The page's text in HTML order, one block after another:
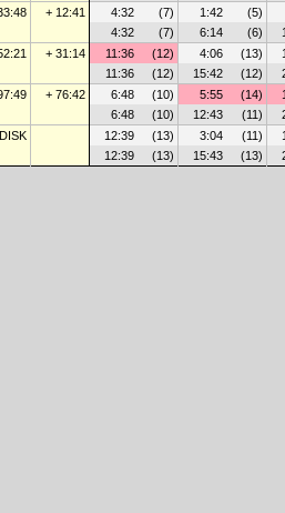
+ 12:41 4:32 (7) 1:42
(5)
4:32 (7) 6:14 (6)
+ 31:14 11:36 (12) 4:06 (13)
11:36 (12) 15:42 (12)
+ 76:42 6:48 (10) 5:55 (14)
6:48 (10) 12:43 (11)
DISK 12:39 (13) 3:04 (11)
12:39 (13) 15:43 (13)